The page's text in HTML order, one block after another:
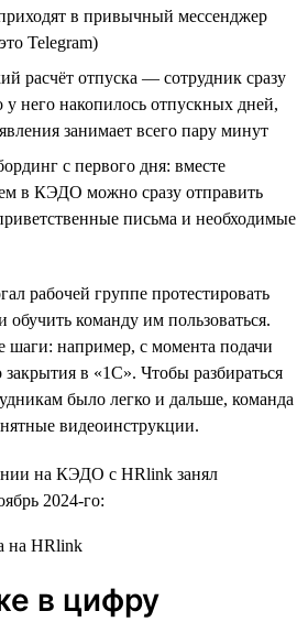
в привычный мессенджер
Telegram)
расчёт отпуска — сотрудник сразу
у него накопилось отпускных дней,
занимает всего пару минут
с первого дня: вместе
в КЭДО можно сразу отправить
письма и необходимые
рабочей группе протестировать
обучить команду им пользоваться.
шаги: например, с момента подачи
закрытия в «1С». Чтобы разбираться
было легко и дальше, команда
видеоинструкции.
на КЭДО с HRlink занял
2024-го:
в цифру